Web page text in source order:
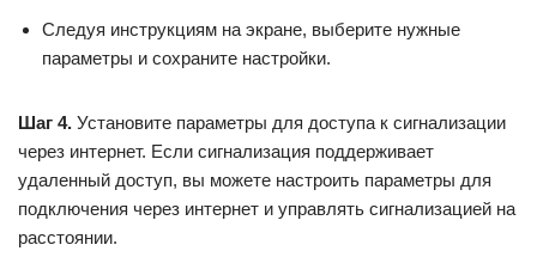
Следуя инструкциям на экране, выберите нужные
параметры и сохраните настройки.
Шаг 4. Установите параметры для доступа к сигнализации
через интернет. Если сигнализация поддерживает
удаленный доступ, вы можете настроить параметры для
подключения через интернет и управлять сигнализацией на
расстоянии.